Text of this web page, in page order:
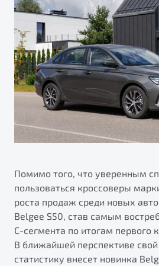
Помимо того, что уверенным
пользоваться кроссоверы
роста продаж среди новых
Belgee S50, став самым
С-сегмента по итогам первого
В ближайшей перспективе
статистику внесет новинка